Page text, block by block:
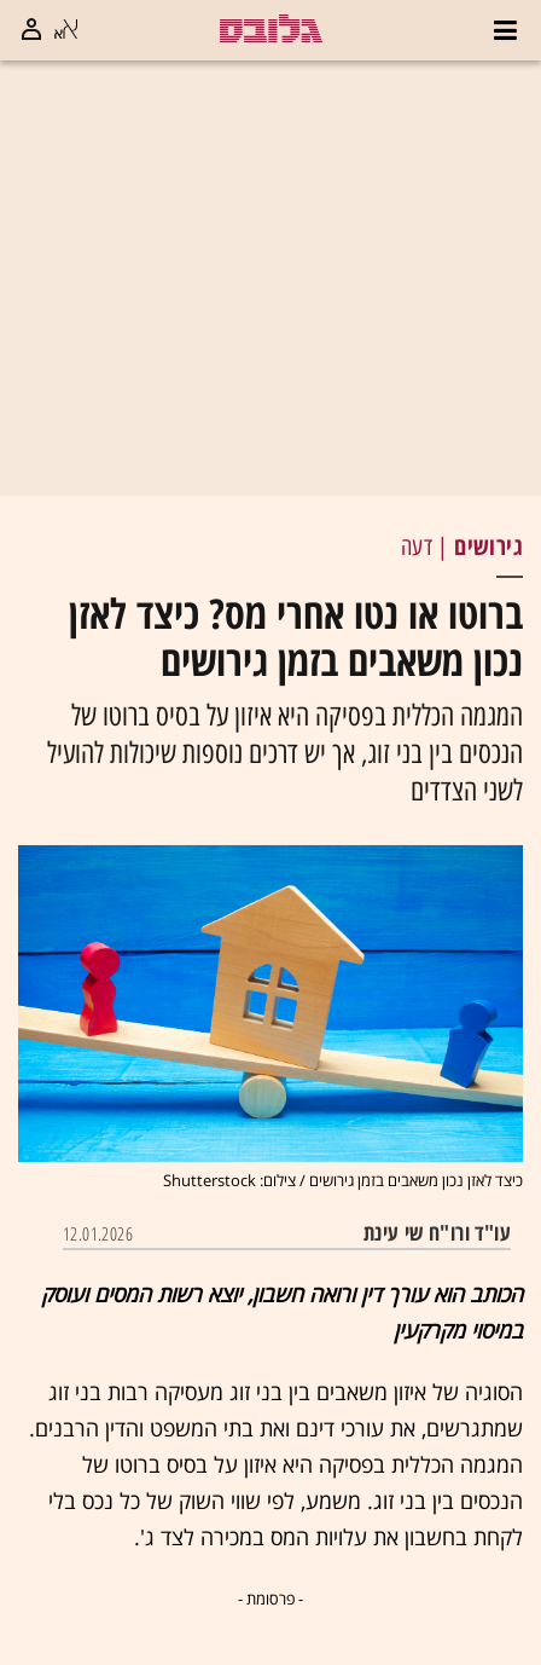
גירושים | דעה
ברוטו או נטו אחרי מס? כיצד לאזן
נכון משאבים בזמן גירושים
המגמה הכללית בפסיקה היא איזון על בסיס ברוטו של
הנכסים בין בני זוג, אך יש דרכים נוספות שיכולות להועיל
לשני הצדדים
כיצד לאזן נכון משאבים בזמן גירושים / צילום: Shutterstock
עו"ד ורו"ח שי עינת 12.01.2026
הכותב הוא עורך דין ורואה חשבון, יוצא רשות המסים ועוסק
במיסוי מקרקעין
הסוגיה של איזון משאבים בין בני זוג מעסיקה רבות בני זוג
שמתגרשים, את עורכי דינם ואת בתי המשפט והדין הרבנים.
המגמה הכללית בפסיקה היא איזון על בסיס ברוטו של
הנכסים בין בני זוג. משמע, לפי שווי השוק של כל נכס בלי
לקחת בחשבון את עלויות המס במכירה לצד ג'.
- פרסומת -